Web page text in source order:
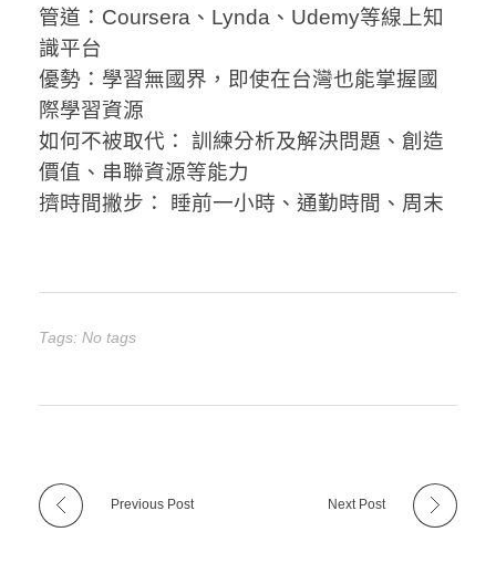
管道：Coursera、Lynda、Udemy等線上知
識平台
優勢：學習無國界，即使在台灣也能掌握國
際學習資源
如何不被取代： 訓練分析及解決問題、創造
價值、串聯資源等能力
擠時間撇步： 睡前一小時、通勤時間、周末
Tags: No tags
Previous Post Next Post